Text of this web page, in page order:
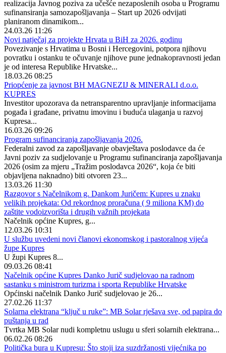
realizacija Javnog poziva za učešće nezaposlenih osoba u Programu
sufinansiranja samozapošljavanja – Start up 2026 odvijati
planiranom dinamikom...
24.03.26 11:26
Novi natječaj za projekte Hrvata u BiH za 2026. godinu
Povezivanje s Hrvatima u Bosni i Hercegovini, potpora njihovu
povratku i ostanku te očuvanje njihove pune jednakopravnosti jedan
je od interesa Republike Hrvatske...
18.03.26 08:25
Priopćenje za javnost BH MAGNEZIJ & MINERALI d.o.o.
KUPRES
Investitor upozorava da netransparentno upravljanje informacijama
pogađa i građane, privatnu imovinu i buduća ulaganja u razvoj
Kupresa...
16.03.26 09:26
Program sufinanciranja zapošljavanja 2026.
Federalni zavod za zapošljavanje obavještava poslodavce da će
Javni poziv za sudjelovanje u Programu sufinanciranja zapošljavanja
2026 (osim za mjeru „Tražim poslodavca 2026“, koja će biti
objavljena naknadno) biti otvoren 23...
13.03.26 11:30
Razgovor s Načelnikom g. Dankom Juričem: Kupres u znaku
velikih projekata: Od rekordnog proračuna ( 9 miliona KM) do
zaštite vodoizvorišta i drugih važnih projekata
Načelnik općine Kupres, g...
12.03.26 10:31
U službu uvedeni novi članovi ekonomskog i pastoralnog vijeća
župe Kupres
U župi Kupres 8...
09.03.26 08:41
Načelnik općine Kupres Danko Jurič sudjelovao na radnom
sastanku s ministrom turizma i sporta Republike Hrvatske
Općinski načelnik Danko Jurič sudjelovao je 26...
27.02.26 11:37
Solarna elektrana “ključ u ruke”: MB Solar rješava sve, od papira do
puštanja u rad
Tvrtka MB Solar nudi kompletnu uslugu u sferi solarnih elektrana...
06.02.26 08:26
Politička bura u Kupresu: Što stoji iza suzdržanosti vijećnika po